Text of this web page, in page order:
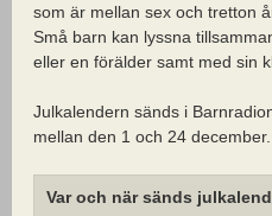
som är mellan sex och tretton
Små barn kan lyssna
eller en förälder samt med sin
Julkalendern sänds i
mellan den 1 och 24 december.
Var och när sänds